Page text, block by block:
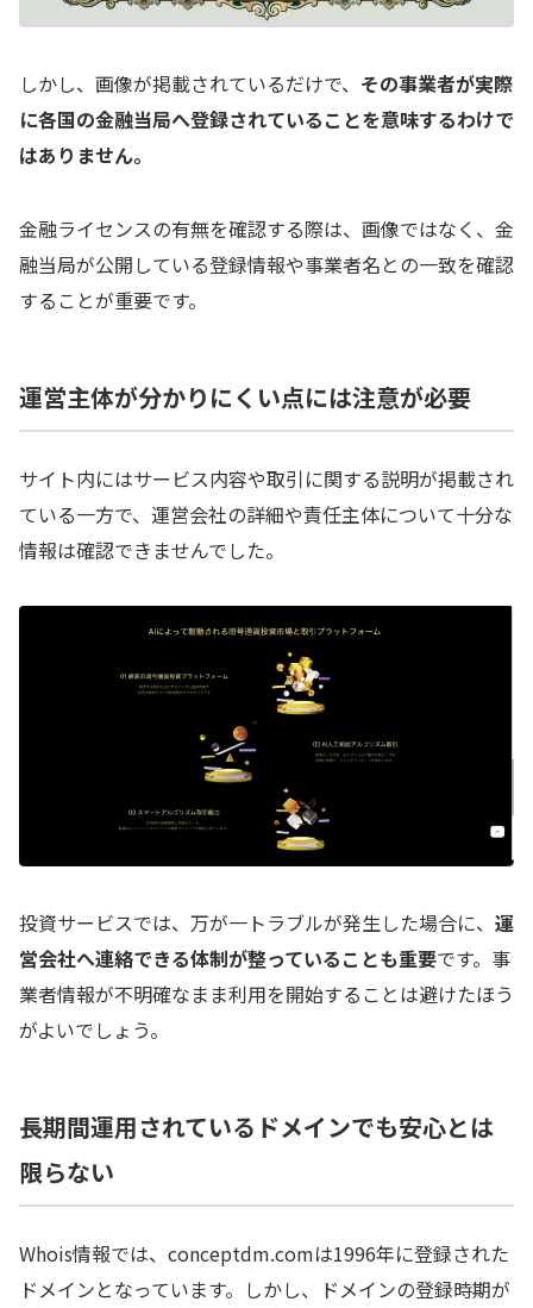
しかし、画像が掲載されているだけで、 その事業者が実際
に各国の金融当局へ登録されていることを意味するわけで
はありません。
金融ライセンスの有無を確認する際は、画像ではなく、金
融当局が公開している登録情報や事業者名との一致を確認
することが重要です。
運営主体が分かりにくい点には注意が必要
サイト内にはサービス内容や取引に関する説明が掲載され
ている一方で、運営会社の詳細や責任主体について十分な
情報は確認できませんでした。
投資サービスでは、万が一トラブルが発生した場合に、 運
営会社へ連絡できる体制が整っていることも重要です。事
業者情報が不明確なまま利用を開始することは避けたほう
がよいでしょう。
長期間運用されているドメインでも安心とは
限らない
Whois情報では、conceptdm.comは1996年に登録された
ドメインとなっています。しかし、ドメインの登録時期が